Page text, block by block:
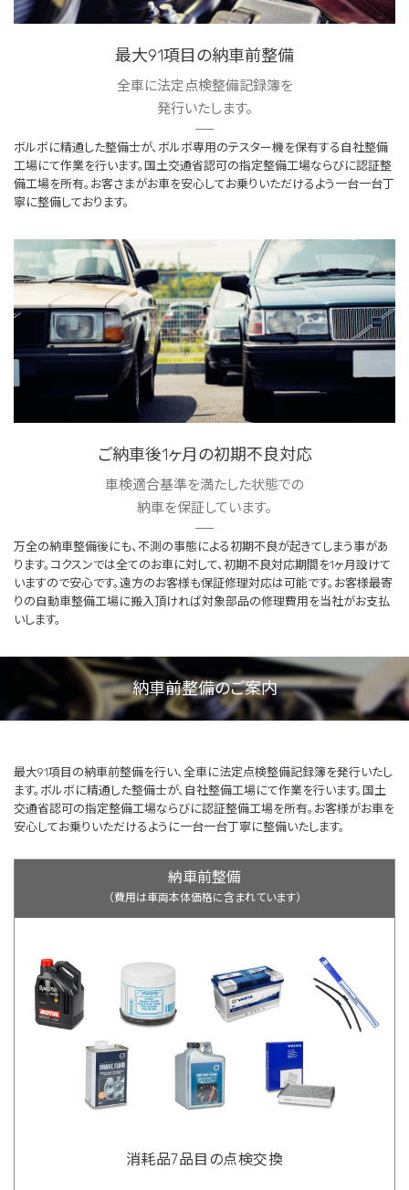
最大91項目の納車前整備
全車に法定点検整備記録簿を
発行いたします。
ボルボに精通した整備士が、ボルボ専用のテスター機を保有する自社整備
工場にて作業を行います。国土交通省認可の指定整備工場ならびに認証整
備工場を所有。お客さまがお車を安心してお乗りいただけるよう一台一台丁
寧に整備しております。
ご納車後1ヶ月の初期不良対応
車検適合基準を満たした状態での
納車を保証しています。
万全の納車整備後にも、不測の事態による初期不良が起きてしまう事があ
ります。コクスンでは全てのお車に対して、初期不良対応期間を1ヶ月設けて
いますので安心です。遠方のお客様も保証修理対応は可能です。お客様最寄
りの自動車整備工場に搬入頂ければ対象部品の修理費用を当社がお支払
いします。
納車前整備のご案内
最大91項目の納車前整備を行い、全車に法定点検整備記録簿を発行いたし
ます。ボルボに精通した整備士が、自社整備工場にて作業を行います。国土
交通省認可の指定整備工場ならびに認証整備工場を所有。お客様がお車を
安心してお乗りいただけるように一台一台丁寧に整備いたします。
納車前整備
（費用は車両本体価格に含まれています）
消耗品7品目の点検交換